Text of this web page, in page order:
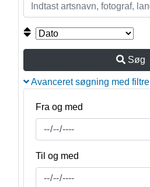
Søg
Avanceret søgning med filtre
Fra og med
Til og med